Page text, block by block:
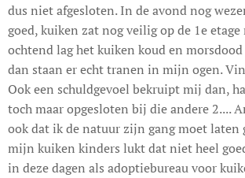
dus niet afgesloten. In de avond nog
goed, kuiken zat nog veilig op de 1e
ochtend lag het kuiken koud en
dan staan er echt tranen in mijn ogen.
Ook een schuldgevoel bekruipt mij dan,
toch maar opgesloten bij die andere 2....
ook dat ik de natuur zijn gang moet laten
mijn kuiken kinders lukt dat niet heel
in deze dagen als adoptiebureau voor